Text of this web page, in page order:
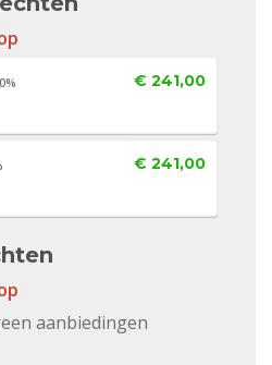
€ 241,00
€ 241,00
aanbiedingen